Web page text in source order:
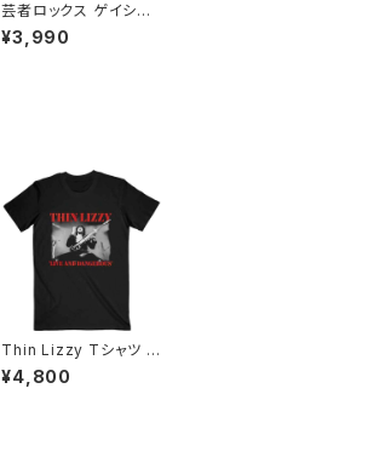
芸者ロックス ゲイシャ
GEISHA ROCKS 階Ｇ
子&オルタナティヴ・コラ
¥3,990
Thin Lizzy Tシャツ シ
ン・リジィ THIN LIZZY
Live & Dangerous
¥4,800